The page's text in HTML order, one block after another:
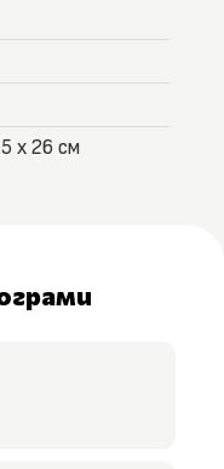
x 26 см